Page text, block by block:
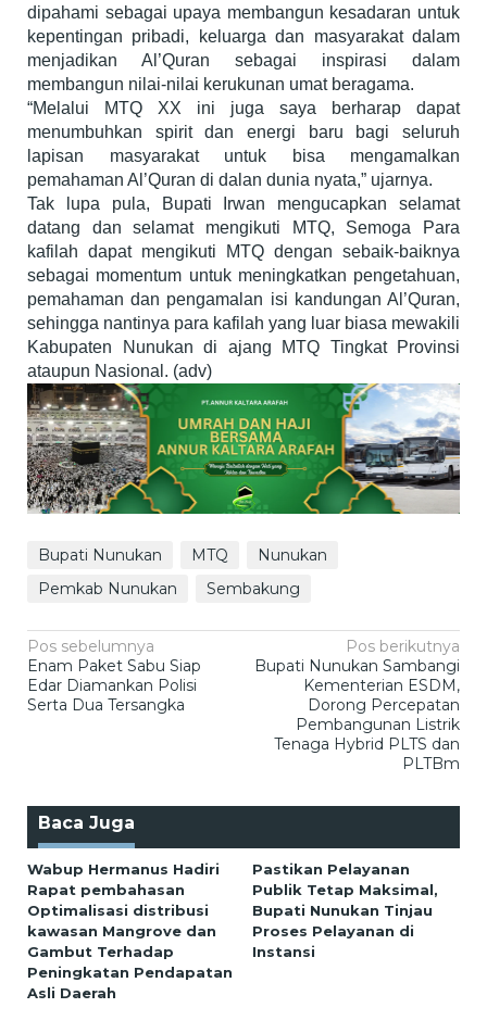
dipahami sebagai upaya membangun kesadaran untuk
kepentingan pribadi, keluarga dan masyarakat dalam
menjadikan Al’Quran sebagai inspirasi dalam
membangun nilai-nilai kerukunan umat beragama.
“Melalui MTQ XX ini juga saya berharap dapat
menumbuhkan spirit dan energi baru bagi seluruh
lapisan masyarakat untuk bisa mengamalkan
pemahaman Al’Quran di dalan dunia nyata,” ujarnya.
Tak lupa pula, Bupati Irwan mengucapkan selamat
datang dan selamat mengikuti MTQ, Semoga Para
kafilah dapat mengikuti MTQ dengan sebaik-baiknya
sebagai momentum untuk meningkatkan pengetahuan,
pemahaman dan pengamalan isi kandungan Al’Quran,
sehingga nantinya para kafilah yang luar biasa mewakili
Kabupaten Nunukan di ajang MTQ Tingkat Provinsi
ataupun Nasional. (adv)
Bupati Nunukan MTQ
Nunukan
Pemkab Nunukan
Sembakung
Navigasi
pos
Pos sebelumnya
Enam Paket Sabu Siap
Edar Diamankan Polisi
Serta Dua Tersangka
Pos berikutnya
Bupati Nunukan Sambangi
Kementerian ESDM,
Dorong Percepatan
Pembangunan Listrik
Tenaga Hybrid PLTS dan
PLTBm
Baca Juga
Wabup Hermanus Hadiri
Rapat pembahasan
Optimalisasi distribusi
kawasan Mangrove dan
Gambut Terhadap
Peningkatan Pendapatan
Asli Daerah
Pastikan Pelayanan
Publik Tetap Maksimal,
Bupati Nunukan Tinjau
Proses Pelayanan di
Instansi